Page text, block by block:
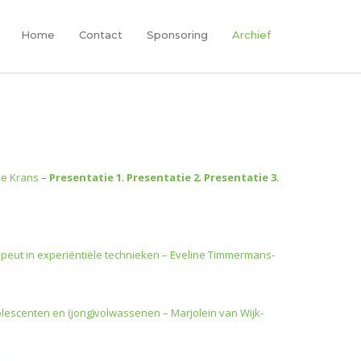
Home Contact Sponsoring Archief
Krans – Presentatie 1. Presentatie 2. Presentatie 3.
in experiëntiële technieken – Eveline Timmermans-
en (jong)volwassenen – Marjolein van Wijk-